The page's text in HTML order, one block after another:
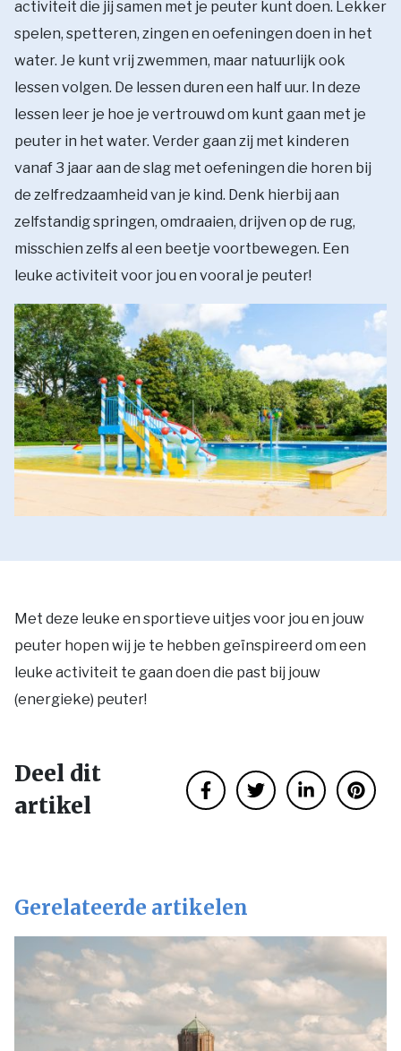
activiteit die jij samen met je peuter kunt doen. Lekker
spelen, spetteren, zingen en oefeningen doen in het
water. Je kunt vrij zwemmen, maar natuurlijk ook
lessen volgen. De lessen duren een half uur. In deze
lessen leer je hoe je vertrouwd om kunt gaan met je
peuter in het water. Verder gaan zij met kinderen
vanaf 3 jaar aan de slag met oefeningen die horen bij
de zelfredzaamheid van je kind. Denk hierbij aan
zelfstandig springen, omdraaien, drijven op de rug,
misschien zelfs al een beetje voortbewegen. Een
leuke activiteit voor jou en vooral je peuter!
Met deze leuke en sportieve uitjes voor jou en jouw
peuter hopen wij je te hebben geïnspireerd om een
leuke activiteit te gaan doen die past bij jouw
(energieke) peuter!
Deel dit
artikel
Gerelateerde artikelen